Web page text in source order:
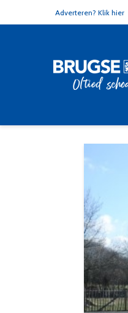
Adverteren? Klik hier